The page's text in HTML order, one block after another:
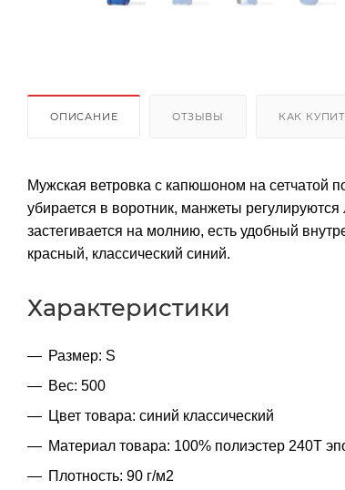
ОПИСАНИЕ ОТЗЫВЫ КАК
Мужская ветровка с капюшоном на сетчатой
убирается в воротник, манжеты
застегивается на молнию, есть удобный
красный, классический синий.
Характеристики
Размер: S
Вес: 500
Цвет товара: синий классический
Материал товара: 100% полиэстер 240T
Плотность: 90 г/м2